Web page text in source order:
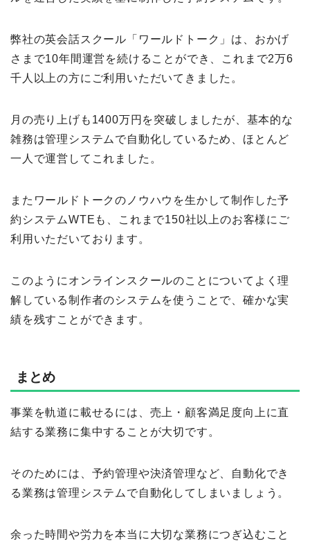
弊社の英会話スクール「ワールドトーク」は、おかげ
さまで10年間運営を続けることができ、これまで2万6
千人以上の方にご利用いただいてきました。
月の売り上げも1400万円を突破しましたが、基本的な
雑務は管理システムで自動化しているため、ほとんど
一人で運営してこれました。
またワールドトークのノウハウを生かして制作した予
約システムWTEも、これまで150社以上のお客様にご
利用いただいております。
このようにオンラインスクールのことについてよく理
解している制作者のシステムを使うことで、確かな実
績を残すことができます。
まとめ
事業を軌道に載せるには、売上・顧客満足度向上に直
結する業務に集中することが大切です。
そのためには、予約管理や決済管理など、自動化でき
る業務は管理システムで自動化してしまいましょう。
余った時間や労力を本当に大切な業務につぎ込むこと